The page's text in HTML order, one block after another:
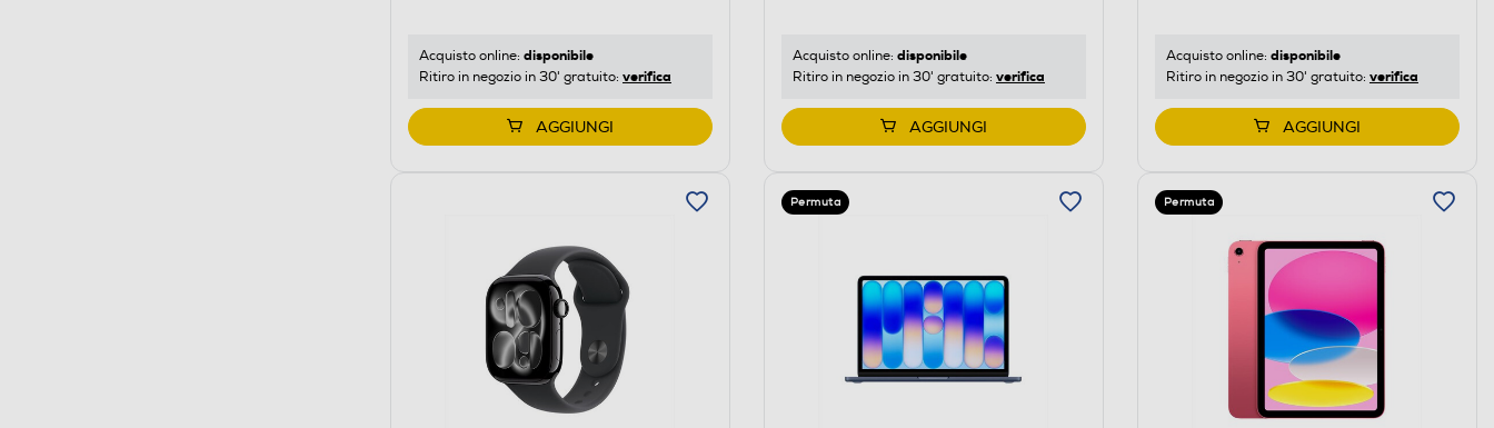
Acquisto online: disponibile
Ritiro in negozio in 30' gratuito: verifica
AGGIUNGI
Acquisto online: disponibile
Ritiro in negozio in 30' gratuito: verifica
AGGIUNGI
Acquisto online: disponibile
Ritiro in negozio in 30' gratuito: verifica
AGGIUNGI
Permuta Permuta